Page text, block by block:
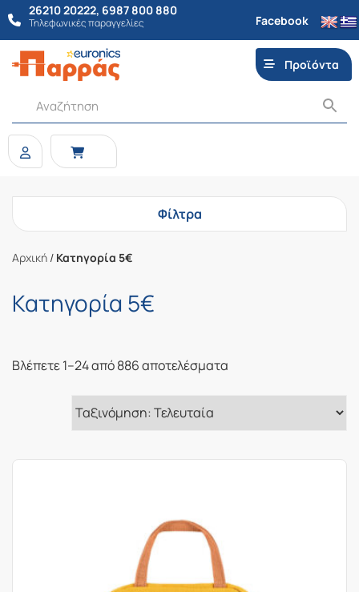
26210 20222, 6987 800 880
Τηλεφωνικές παραγγελίες Facebook
Προϊόντα
Φίλτρα
Αρχική / Κατηγορία 5€
Κατηγορία 5€
Βλέπετε 1–24 από 886 αποτελέσματα